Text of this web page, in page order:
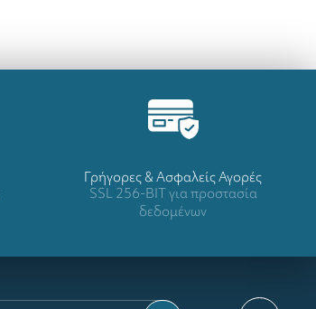
Γρήγορες & Ασφαλείς Αγορές
SSL 256-BIT για προστασία
δεδομένων